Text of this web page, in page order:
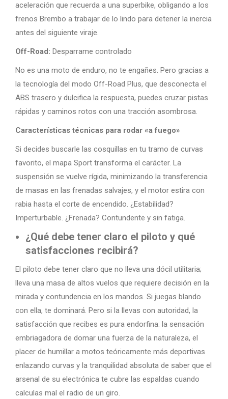
aceleración que recuerda a una superbike, obligando a los
frenos Brembo a trabajar de lo lindo para detener la inercia
antes del siguiente viraje.
Off-Road: Desparrame controlado
No es una moto de enduro, no te engañes. Pero gracias a
la tecnología del modo Off-Road Plus, que desconecta el
ABS trasero y dulcifica la respuesta, puedes cruzar pistas
rápidas y caminos rotos con una tracción asombrosa.
Características técnicas para rodar «a fuego»
Si decides buscarle las cosquillas en tu tramo de curvas
favorito, el mapa Sport transforma el carácter. La
suspensión se vuelve rígida, minimizando la transferencia
de masas en las frenadas salvajes, y el motor estira con
rabia hasta el corte de encendido. ¿Estabilidad?
Imperturbable. ¿Frenada? Contundente y sin fatiga.
¿Qué debe tener claro el piloto y qué
satisfacciones recibirá?
El piloto debe tener claro que no lleva una dócil utilitaria;
lleva una masa de altos vuelos que requiere decisión en la
mirada y contundencia en los mandos. Si juegas blando
con ella, te dominará. Pero si la llevas con autoridad, la
satisfacción que recibes es pura endorfina: la sensación
embriagadora de domar una fuerza de la naturaleza, el
placer de humillar a motos teóricamente más deportivas
enlazando curvas y la tranquilidad absoluta de saber que el
arsenal de su electrónica te cubre las espaldas cuando
calculas mal el radio de un giro.